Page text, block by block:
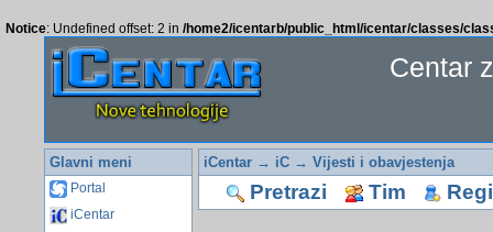
Notice: Undefined offset: 2 in /home2/icentarb/public_html/icentar/classes/
Centar
Glavni meni
Portal
iCentar
iCentar→ iC→ Vijesti i obavjestenja
Pretrazi Tim